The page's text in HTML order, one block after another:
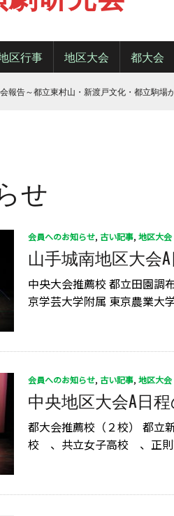
区行事 地区大会 都大会
報告～都立東村山・新渡戸文化・都立駒場
ューフェスティバル
せ
会員へのお知らせ, 古い記事, 地区大会
山手城南地区大会
中央大会推薦校 都立田園調
京学芸大学附属 東京農業大
会員へのお知らせ, 古い記事, 地区大会
中央地区大会A日程
都大会推薦校（２校） 都立
校 、共立女子高校 、正